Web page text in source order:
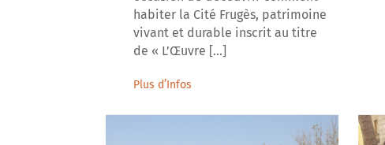
habiter la Cité Frugès, patrimoine
vivant et durable inscrit au titre
de « L’Œuvre [...]
Plus d’Infos